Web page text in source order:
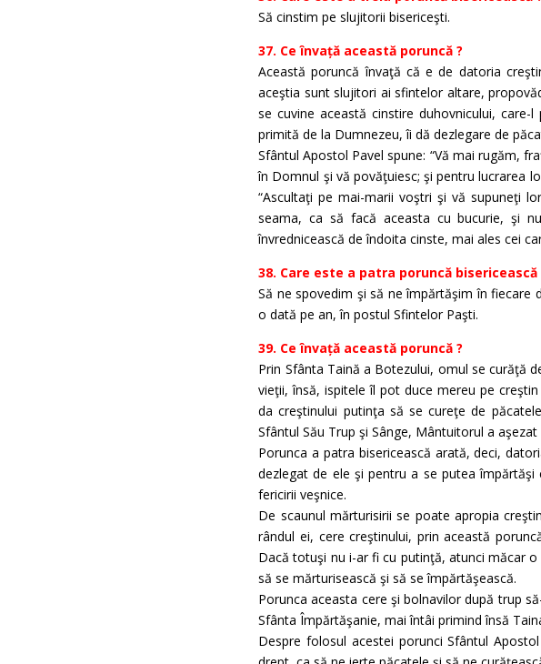
Să cinstim pe slujitorii bisericeşti.
37. Ce învață această poruncă ?
Această poruncă învaţă că e de datoria
aceştia sunt slujitori ai sfintelor altare,
se cuvine această cinstire duhovnicului,
primită de la Dumnezeu, îi dă dezlegare de
Sfântul Apostol Pavel spune: “Vă mai rugăm,
în Domnul şi vă povăţuiesc; şi pentru lucrarea
“Ascultaţi pe mai-marii voştri şi vă supuneţi
seama, ca să facă aceasta cu bucurie, şi
învrednicească de îndoita cinste, mai ales cei
38. Care este a patra poruncă bisericească
Să ne spovedim şi să ne împărtăşim în
o dată pe an, în postul Sfintelor Paşti.
39. Ce învață această poruncă ?
Prin Sfânta Taină a Botezului, omul se curăţă
vieţii, însă, ispitele îl pot duce mereu pe
da creştinului putinţa să se cureţe de
Sfântul Său Trup şi Sânge, Mântuitorul a
Porunca a patra bisericească arată, deci,
dezlegat de ele şi pentru a se putea
fericirii veşnice.
De scaunul mărturisirii se poate apropia
rândul ei, cere creştinului, prin această
Dacă totuşi nu i-ar fi cu putinţă, atunci măcar
să se mărturisească şi să se împărtăşească.
Porunca aceasta cere şi bolnavilor după trup
Sfânta Împărtăşanie, mai întâi primind însă
Despre folosul acestei porunci Sfântul